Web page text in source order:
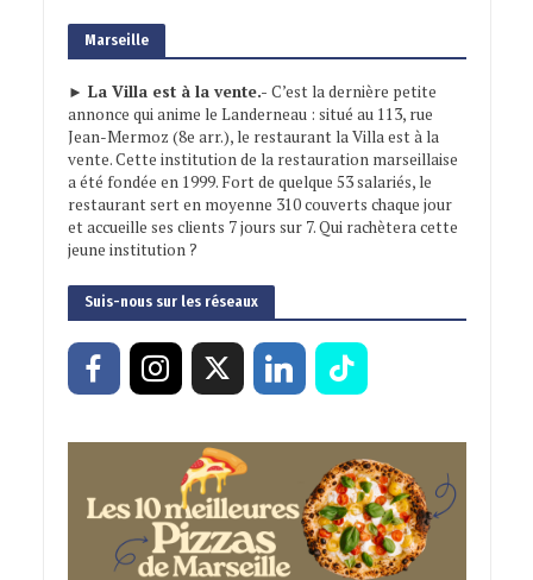
Marseille
► La Villa est à la vente.- C’est la dernière petite
annonce qui anime le Landerneau : situé au 113, rue
Jean-Mermoz (8e arr.), le restaurant la Villa est à la
vente. Cette institution de la restauration marseillaise
a été fondée en 1999. Fort de quelque 53 salariés, le
restaurant sert en moyenne 310 couverts chaque jour
et accueille ses clients 7 jours sur 7. Qui rachètera cette
jeune institution ?
Suis-nous sur les réseaux